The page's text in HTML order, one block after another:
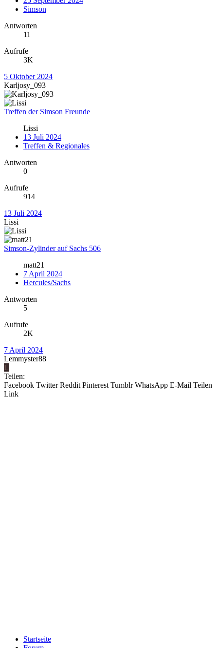
Simson
Antworten
11
Aufrufe
3K
5 Oktober 2024
Karljosy_093
Treffen der Simson Freunde
Lissi
13 Juli 2024
Treffen & Regionales
Antworten
0
Aufrufe
914
13 Juli 2024
Lissi
Simson-Zylinder auf Sachs 506
matt21
7 April 2024
Hercules/Sachs
Antworten
5
Aufrufe
2K
7 April 2024
Lemmyster88
L
Teilen:
Facebook Twitter Reddit Pinterest Tumblr WhatsApp E-Mail Teilen
Link
Startseite